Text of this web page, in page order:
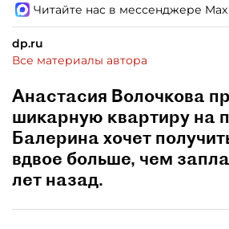
Читайте нас в мессенджере Max
dp.ru
Все материалы автора
Анастасия Волочкова
шикарную квартиру на
Балерина хочет
вдвое больше, чем
лет назад.